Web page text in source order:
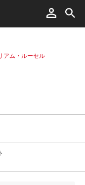
アム・ルーセル